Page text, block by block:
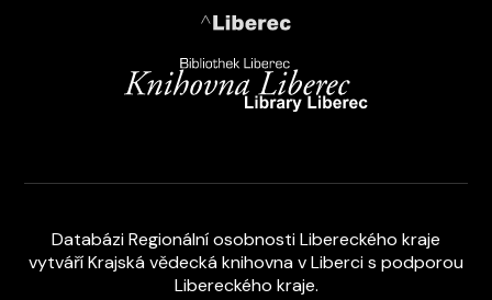
Databázi Regionální osobnosti Libereckého kraje
vytváříKrajská vědecká knihovna v Liberci s podporou
Libereckého kraje.